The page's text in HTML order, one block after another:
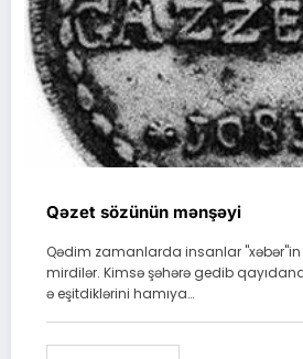
Qəzet sözünün mənşəyi
Qədim zamanlarda insanlar
mirdilər. Kimsə şəhərə gedib
ə eşitdiklərini hamıya…